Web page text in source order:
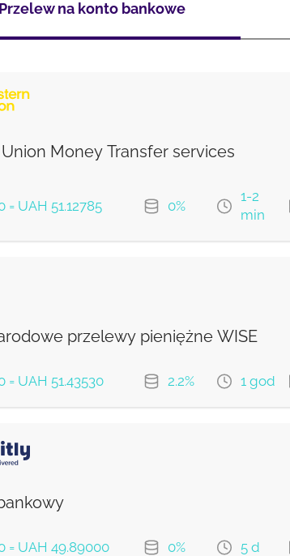
Przelew na konto bankowe
Money Transfer services
= UAH 51.12785 0%
1-2
min
przelewy pieniężne WISE
= UAH 51.43530 2.2% 1 god
przelewem
kartą
zawsze 0%
= UAH 49.89000 0% 5 d